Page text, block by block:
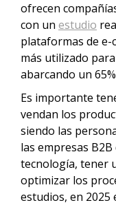
ofrecen
con un estudio
plataformas de e-
más utilizado
abarcando un
Es importante
vendan los
siendo las
las empresas
tecnología, tener
optimizar los
estudios, en 2025